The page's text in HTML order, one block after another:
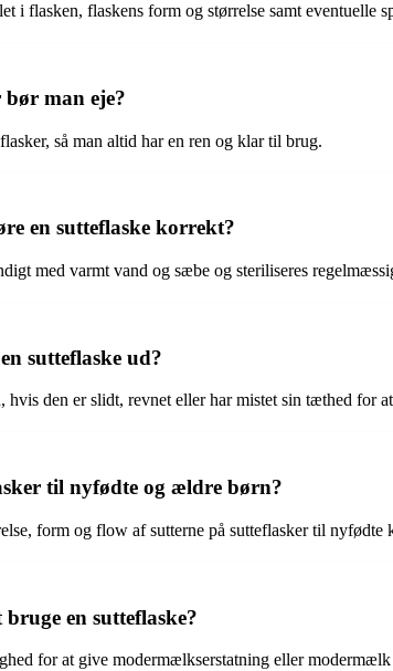
i flasken, flaskens form og størrelse samt eventuelle
man eje?
så man altid har en ren og klar til brug.
en sutteflaske korrekt?
med varmt vand og sæbe og steriliseres
sutteflaske ud?
hvis den er slidt, revnet eller har mistet sin tæthed for
til nyfødte og ældre børn?
form og flow af sutterne på sutteflasker til nyfødte
en sutteflaske?
for at give modermælkserstatning eller